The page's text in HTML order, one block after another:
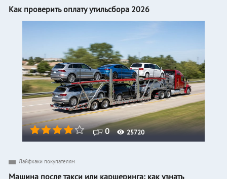
0 25720
Как проверить оплату утильсбора 2026
Лайфхаки покупателям
Машина после такси или каршеринга: как узнать